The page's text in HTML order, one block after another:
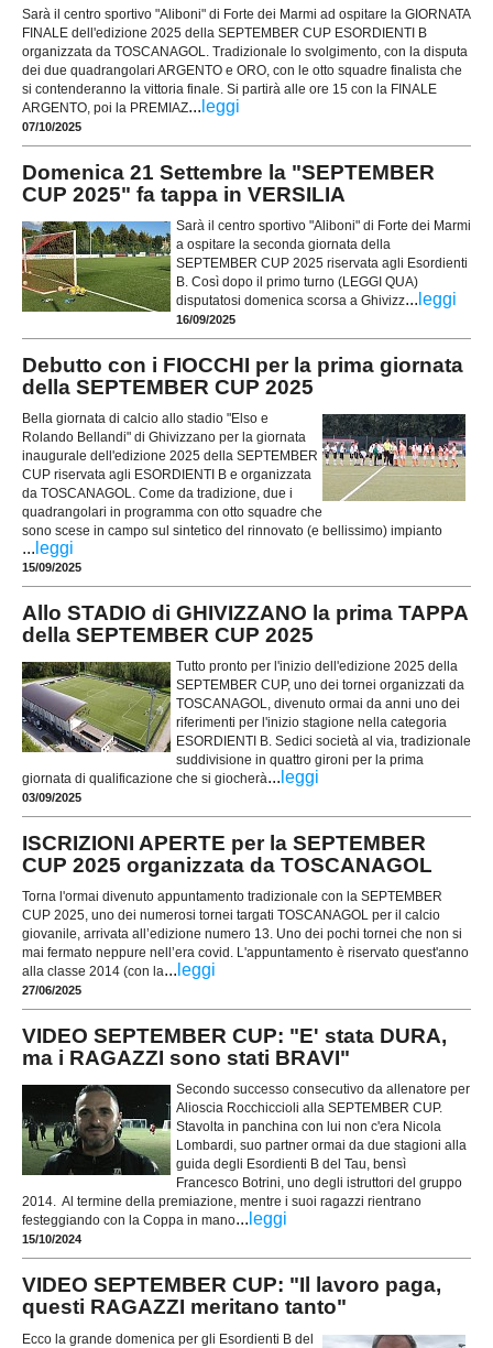
Sarà il centro sportivo "Aliboni" di Forte dei Marmi ad ospitare la GIORNATA
FINALE dell'edizione 2025 della SEPTEMBER CUP ESORDIENTI B
organizzata da TOSCANAGOL. Tradizionale lo svolgimento, con la disputa
dei due quadrangolari ARGENTO e ORO, con le otto squadre finalista che
si contenderanno la vittoria finale. Si partirà alle ore 15 con la FINALE
ARGENTO, poi la PREMIAZ... leggi
07/10/2025
Domenica 21 Settembre la "SEPTEMBER
CUP 2025" fa tappa in VERSILIA
Sarà il centro sportivo "Aliboni" di Forte dei Marmi
a ospitare la seconda giornata della
SEPTEMBER CUP 2025 riservata agli Esordienti
B. Così dopo il primo turno (LEGGI QUA)
disputatosi domenica scorsa a Ghivizz... leggi
16/09/2025
Debutto con i FIOCCHI per la prima giornata
della SEPTEMBER CUP 2025
Bella giornata di calcio allo stadio "Elso e
Rolando Bellandi" di Ghivizzano per la giornata
inaugurale dell'edizione 2025 della SEPTEMBER
CUP riservata agli ESORDIENTI B e organizzata
da TOSCANAGOL. Come da tradizione, due i
quadrangolari in programma con otto squadre che
sono scese in campo sul sintetico del rinnovato (e bellissimo) impianto
... leggi
15/09/2025
Allo STADIO di GHIVIZZANO la prima TAPPA
della SEPTEMBER CUP 2025
Tutto pronto per l'inizio dell'edizione 2025 della
SEPTEMBER CUP, uno dei tornei organizzati da
TOSCANAGOL, divenuto ormai da anni uno dei
riferimenti per l'inizio stagione nella categoria
ESORDIENTI B. Sedici società al via, tradizionale
suddivisione in quattro gironi per la prima
giornata di qualificazione che si giocherà... leggi
03/09/2025
ISCRIZIONI APERTE per la SEPTEMBER
CUP 2025 organizzata da TOSCANAGOL
Torna l'ormai divenuto appuntamento tradizionale con la SEPTEMBER
CUP 2025, uno dei numerosi tornei targati TOSCANAGOL per il calcio
giovanile, arrivata all’edizione numero 13. Uno dei pochi tornei che non si
mai fermato neppure nell’era covid. L'appuntamento è riservato quest'anno
alla classe 2014 (con la... leggi
27/06/2025
VIDEO SEPTEMBER CUP: "E' stata DURA,
ma i RAGAZZI sono stati BRAVI"
Secondo successo consecutivo da allenatore per
Alioscia Rocchiccioli alla SEPTEMBER CUP.
Stavolta in panchina con lui non c'era Nicola
Lombardi, suo partner ormai da due stagioni alla
guida degli Esordienti B del Tau, bensì
Francesco Botrini, uno degli istruttori del gruppo
2014. Al termine della premiazione, mentre i suoi ragazzi rientrano
festeggiando con la Coppa in mano... leggi
15/10/2024
VIDEO SEPTEMBER CUP: "Il lavoro paga,
questi RAGAZZI meritano tanto"
Ecco la grande domenica per gli Esordienti B del